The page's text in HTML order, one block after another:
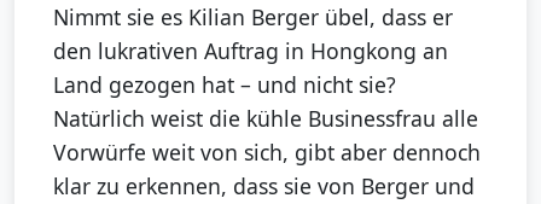
Nimmt sie es Kilian Berger übel, dass er
den lukrativen Auftrag in Hongkong an
Land gezogen hat – und nicht sie?
Natürlich weist die kühle Businessfrau alle
Vorwürfe weit von sich, gibt aber dennoch
klar zu erkennen, dass sie von Berger und